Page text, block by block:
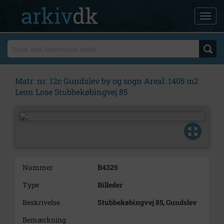
Matr. nr. 12c Gundslev by og sogn Areal: 1405 m2
Leon Lose Stubbekøbingvej 85
Nummer
B4325
Type
Billeder
Beskrivelse
Stubbekøbingvej 85, Gundslev
Bemærkning